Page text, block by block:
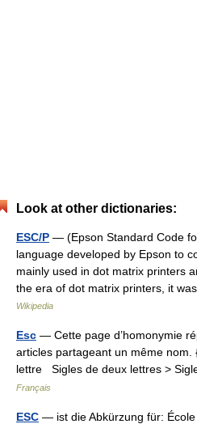
Look at other dictionaries:
ESC/P — (Epson Standard Code
language developed by Epson to
mainly used in dot matrix printers
the era of dot matrix printers, it
Wikipedia
Esc — Cette page d’homonymie
articles partageant un même
lettre Sigles de deux lettres >
Français
ESC — ist die Abkürzung für: